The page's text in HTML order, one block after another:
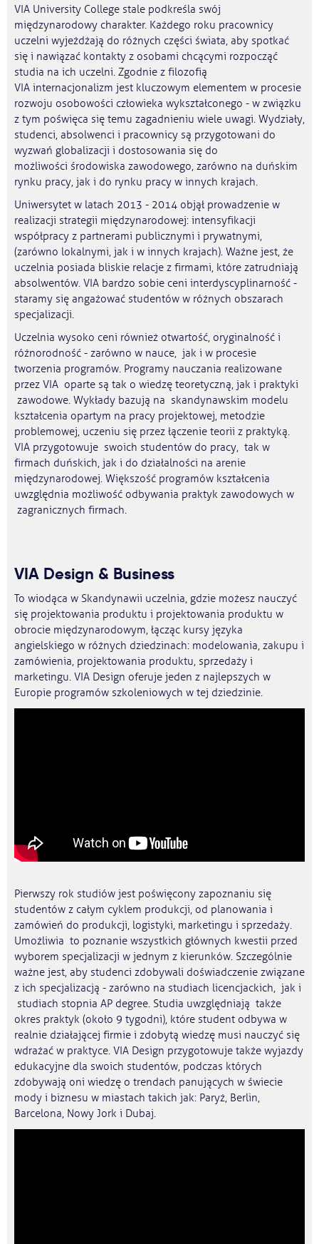
VIA University College stale podkreśla swój
międzynarodowy charakter. Każdego roku pracownicy
uczelni wyjeżdżają do różnych części świata, aby spotkać
się i nawiązać kontakty z osobami chcącymi rozpocząć
studia na ich uczelni. Zgodnie z filozofią
VIA internacjonalizm jest kluczowym elementem w procesie
rozwoju osobowości człowieka wykształconego - w związku
z tym poświęca się temu zagadnieniu wiele uwagi. Wydziały,
studenci, absolwenci i pracownicy są przygotowani do
wyzwań globalizacji i dostosowania się do
możliwości środowiska zawodowego, zarówno na duńskim
rynku pracy, jak i do rynku pracy w innych krajach.
Uniwersytet w latach 2013 - 2014 objął prowadzenie w
realizacji strategii międzynarodowej: intensyfikacji
współpracy z partnerami publicznymi i prywatnymi,
(zarówno lokalnymi, jak i w innych krajach). Ważne jest, że
uczelnia posiada bliskie relacje z firmami, które zatrudniają
absolwentów. VIA bardzo sobie ceni interdyscyplinarność -
staramy się angażować studentów w różnych obszarach
specjalizacji.
Uczelnia wysoko ceni również otwartość, oryginalność i
różnorodność - zarówno w nauce, jak i w procesie
tworzenia programów. Programy nauczania realizowane
przez VIA oparte są tak o wiedzę teoretyczną, jak i praktyki
zawodowe. Wykłady bazują na skandynawskim modelu
kształcenia opartym na pracy projektowej, metodzie
problemowej, uczeniu się przez łączenie teorii z praktyką.
VIA przygotowuje swoich studentów do pracy, tak w
firmach duńskich, jak i do działalności na arenie
międzynarodowej. Większość programów kształcenia
uwzględnia możliwość odbywania praktyk zawodowych w
zagranicznych firmach.
VIA Design & Business
To wiodąca w Skandynawii uczelnia, gdzie możesz nauczyć
się projektowania produktu i projektowania produktu w
obrocie międzynarodowym, łącząc kursy języka
angielskiego w różnych dziedzinach: modelowania, zakupu i
zamówienia, projektowania produktu, sprzedaży i
marketingu. VIA Design oferuje jeden z najlepszych w
Europie programów szkoleniowych w tej dziedzinie.
Pierwszy rok studiów jest poświęcony zapoznaniu się
studentów z całym cyklem produkcji, od planowania i
zamówień do produkcji, logistyki, marketingu i sprzedaży.
Umożliwia to poznanie wszystkich głównych kwestii przed
wyborem specjalizacji w jednym z kierunków. Szczególnie
ważne jest, aby studenci zdobywali doświadczenie związane
z ich specjalizacją - zarówno na studiach licencjackich, jak i
studiach stopnia AP degree. Studia uwzględniają także
okres praktyk (około 9 tygodni), które student odbywa w
realnie działającej firmie i zdobytą wiedzę musi nauczyć się
wdrażać w praktyce. VIA Design przygotowuje także wyjazdy
edukacyjne dla swoich studentów, podczas których
zdobywają oni wiedzę o trendach panujących w świecie
mody i biznesu w miastach takich jak: Paryż, Berlin,
Barcelona, Nowy Jork i Dubaj.